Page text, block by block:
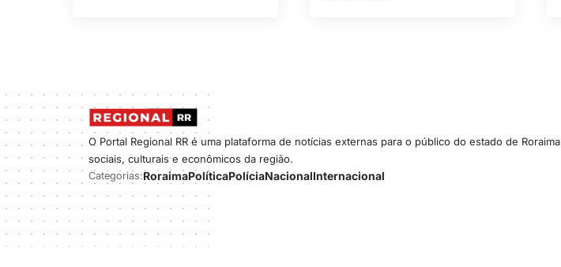
O Portal Regional RR é uma plataforma de notícias externas para o público do estado de
sociais, culturais e econômicos da região.
Categorias:RoraimaPolíticaPolíciaNacionalInternacional